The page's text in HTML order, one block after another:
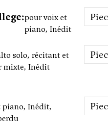
pour voix et
piano, Inédit
solo, récitant et
Inédit
piano, Inédit,